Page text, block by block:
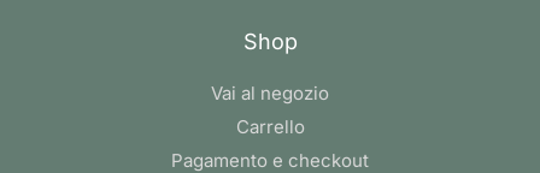
Shop
Vai al negozio
Carrello
Pagamento e checkout